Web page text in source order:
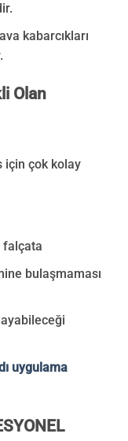
kabarcıkları
Olan
için çok kolay
falçata
bulaşmaması
uygulama